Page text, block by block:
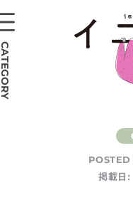
掲載日: